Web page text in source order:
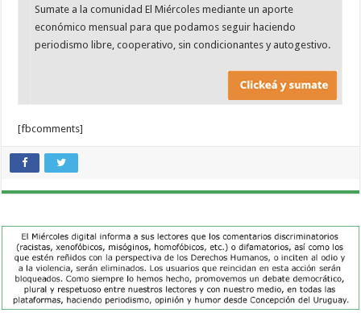
Sumate a la comunidad El Miércoles mediante un aporte
económico mensual para que podamos seguir haciendo
periodismo libre, cooperativo, sin condicionantes y autogestivo.
[fbcomments]